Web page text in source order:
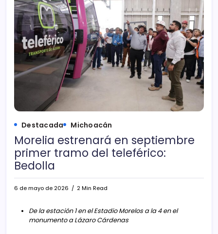
Destacada Michoacán
Morelia estrenará en septiembre
primer tramo del teleférico:
Bedolla
6 de mayo de 2026 2 Min Read
De la estación 1 en el Estadio Morelos a la 4 en el
monumento a Lázaro Cárdenas